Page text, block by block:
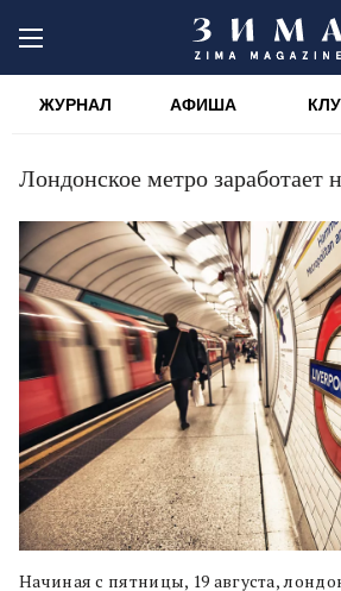
ЖУРНАЛ АФИША
Лондонское метро заработает
Начиная с пятницы, 19 августа,